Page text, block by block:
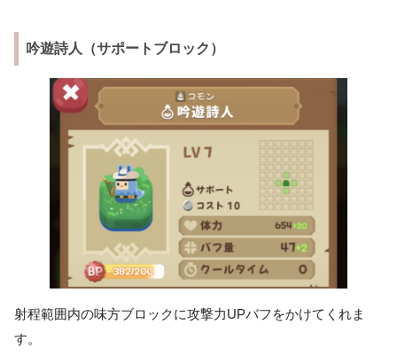
吟遊詩人（サポートブロック）
射程範囲内の味方ブロックに攻撃力UPバフをかけてくれま
す。